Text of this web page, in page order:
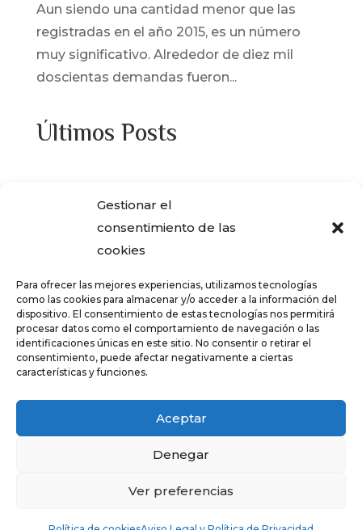
Gestionar el
consentimiento de las
cookies
Para ofrecer las mejores experiencias, utilizamos tecnologías
como las cookies para almacenar y/o acceder a la información del
dispositivo. El consentimiento de estas tecnologías nos permitirá
procesar datos como el comportamiento de navegación o las
identificaciones únicas en este sitio. No consentir o retirar el
consentimiento, puede afectar negativamente a ciertas
características y funciones.
Aceptar
Denegar
Ver preferencias
Aun siendo una cantidad menor que las
registradas en el año 2015, es un número
muy significativo. Alrededor de diez mil
doscientas demandas fueron...
Últimos Posts
ENCASA CIBELES compró al IVIMA en el
año 2013?
LAS EMPRESAS
¿Qué es el teletrabajo y en que consiste?
CRÉDITOS – TARJETAS REVOLVING
FALSOS CORREOS ELECTRÓNICOS CON
AVISOS DE COBRO DE ERTE